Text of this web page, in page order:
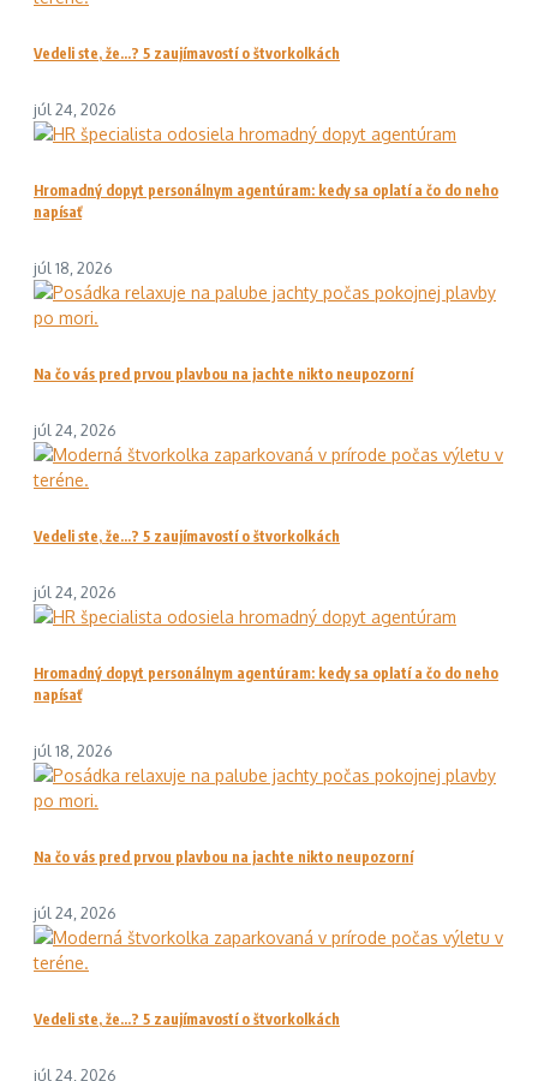
Vedeli ste, že…? 5 zaujímavostí o štvorkolkách
júl 24, 2026
Hromadný dopyt personálnym agentúram: kedy sa oplatí a čo do neho
napísať
júl 18, 2026
Na čo vás pred prvou plavbou na jachte nikto neupozorní
júl 24, 2026
Vedeli ste, že…? 5 zaujímavostí o štvorkolkách
júl 24, 2026
Hromadný dopyt personálnym agentúram: kedy sa oplatí a čo do neho
napísať
júl 18, 2026
Na čo vás pred prvou plavbou na jachte nikto neupozorní
júl 24, 2026
Vedeli ste, že…? 5 zaujímavostí o štvorkolkách
júl 24, 2026